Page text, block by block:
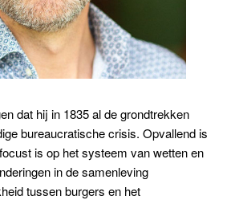
dat hij in 1835 al de grondtrekken
bureaucratische crisis. Opvallend is
is op het systeem van wetten en
in de samenleving
tussen burgers en het